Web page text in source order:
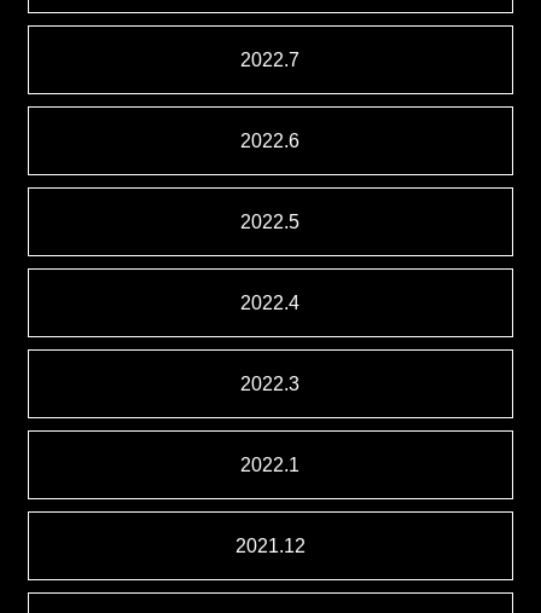
2022.7
2022.6
2022.5
2022.4
2022.3
2022.1
2021.12